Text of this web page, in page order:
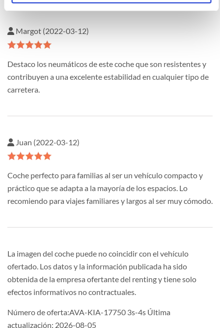
Margot (2022-03-12)
Destaco los neumáticos de este coche que son resistentes y
contribuyen a una excelente estabilidad en cualquier tipo de
carretera.
Juan (2022-03-12)
Coche perfecto para familias al ser un vehículo compacto y
práctico que se adapta a la mayoría de los espacios. Lo
recomiendo para viajes familiares y largos al ser muy cómodo.
La imagen del coche puede no coincidir con el vehículo
ofertado. Los datos y la información publicada ha sido
obtenida de la empresa ofertante del renting y tiene solo
efectos informativos no contractuales.
Número de oferta:AVA-KIA-17750 3s-4s Última
actualización: 2026-08-05